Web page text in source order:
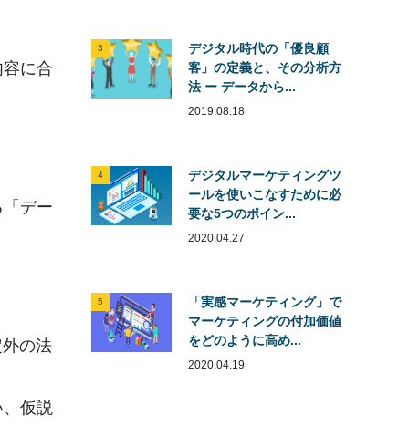
に合
デー
の法
仮説
3
デジタル時代の「優良顧
客」の定義と、その分析方
法 ー データから...
2019.08.18
4
デジタルマーケティングツ
ールを使いこなすために必
要な5つのポイン...
2020.04.27
5
「実感マーケティング」で
マーケティングの付加価値
をどのように高め...
2020.04.19